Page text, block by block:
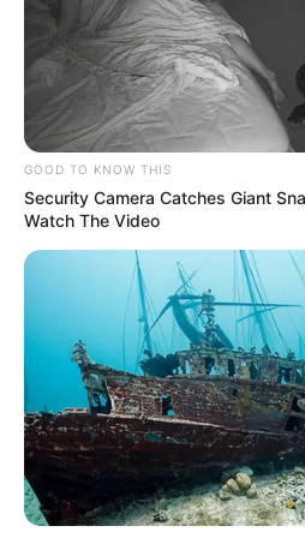
comunidades que se disputan el
Lerber Dimas, activista de
mucha gente debe levantarse a
para conectar una motobombay
una pimpina de agua. "Todo
sociales en los barrios porque no
para que la gente tenga una
De acuerdo con la Empresa de
Santa Marta (Essmar), se han
enfrentan desviación del recurso
intereses individuales. Esto
como a la comunidad en
intervenciones en la red de
fallas en el sistema, lo que
forma adecuada al resto de
exgerente de la empresa.
GOOD TO KNOW THIS
Security Camera Catches Giant
Watch The Video